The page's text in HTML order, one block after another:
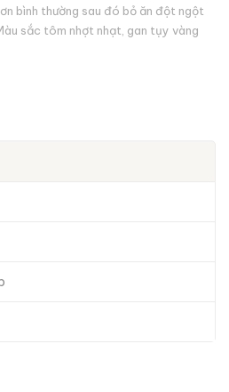
bình thường sau đó bỏ ăn đột ngột
sắc tôm nhợt nhạt, gan tụy vàng